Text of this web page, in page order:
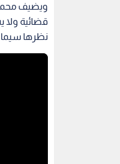
قضائية ولا
نظرها